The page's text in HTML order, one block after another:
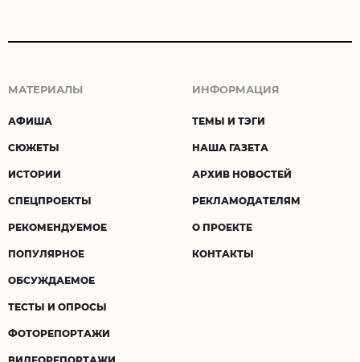
МАТЕРИАЛЫ
АФИША
СЮЖЕТЫ
ИСТОРИИ
СПЕЦПРОЕКТЫ
РЕКОМЕНДУЕМОЕ
ПОПУЛЯРНОЕ
ОБСУЖДАЕМОЕ
ТЕСТЫ И ОПРОСЫ
ФОТОРЕПОРТАЖИ
ИНФОРМАЦИЯ
ТЕМЫ И ТЭГИ
НАША ГАЗЕТА
АРХИВ НОВОСТЕЙ
РЕКЛАМОДАТЕЛЯМ
О ПРОЕКТЕ
КОНТАКТЫ